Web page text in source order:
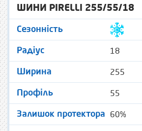
ШИНИ PIRELLI 255/55/18
Сезонність
Радіус 18
Ширина 255
Профіль 55
Залишок протектора 60%